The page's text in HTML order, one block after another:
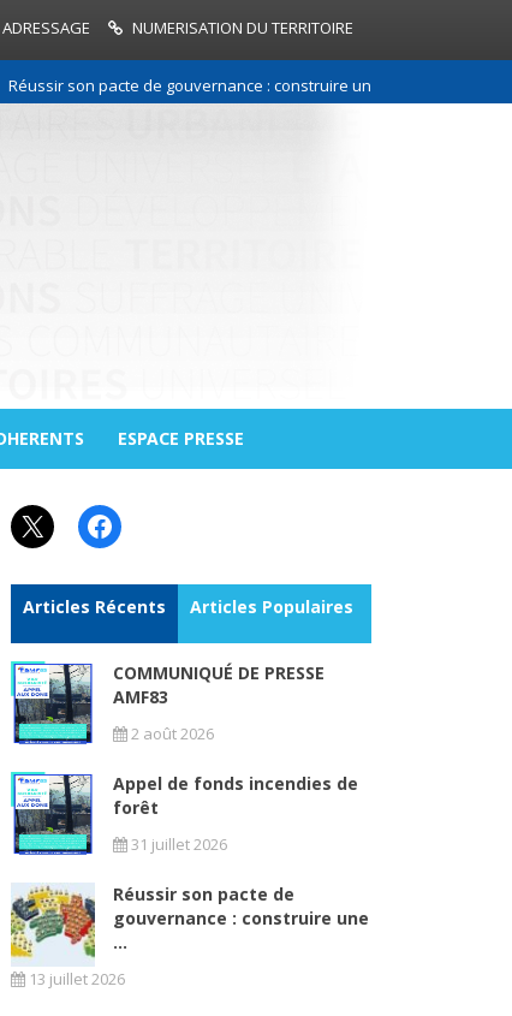
ADRESSAGE NUMERISATION DU TERRITOIRE
son pacte de gouvernance : construire une relation de
ESPACE PRESSE
X Facebook
Articles Récents Articles Populaires
COMMUNIQUÉ DE PRESSE
AMF83
2 août 2026
Appel de fonds incendies de
forêt
31 juillet 2026
Réussir son pacte de
gouvernance : construire une
...
13 juillet 2026